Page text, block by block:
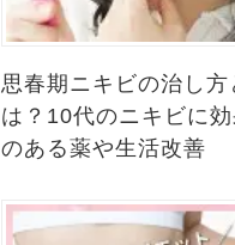
思春期ニキビの治し方
は？10代のニキビに
のある薬や生活改善